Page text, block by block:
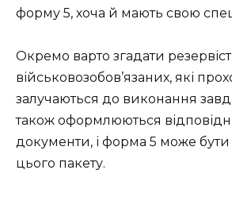
форму 5, хоча й мають свою
Окремо варто згадати
військовозобов’язаних, які
залучаються до виконання
також оформлюються відповідні
документи, і форма 5 може
цього пакету.